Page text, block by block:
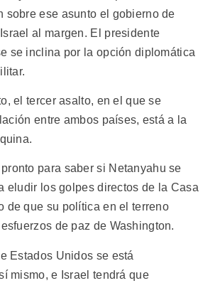
sobre ese asunto el gobierno de
al margen. El presidente
se inclina por la opción diplomática
el tercer asalto, en el que se
entre ambos países, está a la
para saber si Netanyahu se
eludir los golpes directos de la Casa
de que su política en el terreno
de paz de Washington.
Estados Unidos se está
mismo, e Israel tendrá que